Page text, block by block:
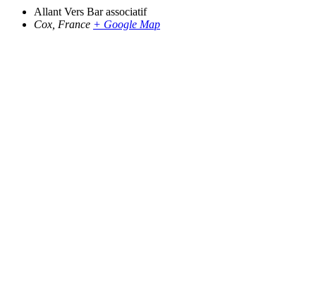
Allant Vers Bar associatif
Cox France + Google Map